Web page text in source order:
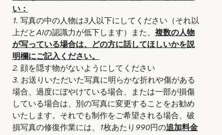
い：
1. 写真の中の人物は3人以下にしてください（それ以
上だとAIの認識力が低下します）また、 複数の人物
が写っている場合は、どの方に話してほしいかを説
明欄にご記入ください。
2. 顔を隠す物がないようにしてください
3. お送りいただいた写真に明らかな折れや傷がある
場合、過度にぼやけている場合、または一部が損傷
している場合は、別の写真に変更することをお勧め
いたします。それでも制作をご希望される場合、破
損写真の修復作業には、1枚あたり990円の追加料金